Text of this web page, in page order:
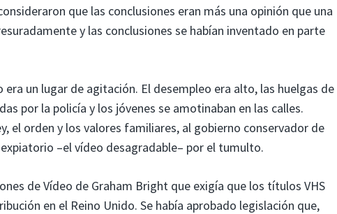
que las conclusiones eran más una opinión que una
y las conclusiones se habían inventado en parte
un lugar de agitación. El desempleo era alto, las huelgas de
por la policía y los jóvenes se amotinaban en las calles.
el orden y los valores familiares, al gobierno conservador de
–el vídeo desagradable– por el tumulto.
de Vídeo de Graham Bright que exigía que los títulos VHS
en el Reino Unido. Se había aprobado legislación que,